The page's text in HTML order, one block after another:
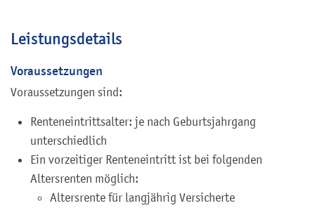
Leistungsdetails
Voraussetzungen
Voraussetzungen sind:
Renteneintrittsalter: je nach Geburtsjahrgang
unterschiedlich
Ein vorzeitiger Renteneintritt ist bei folgenden
Altersrenten möglich:
Altersrente für langjährig Versicherte